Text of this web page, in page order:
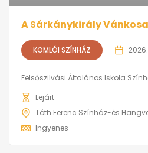
A Sárkánykirály Vánkosa
KOMLÓI SZÍNHÁZ
Felsőszilvási Általános Iskola
Lejárt
Tóth Ferenc Színház-és
Ingyenes